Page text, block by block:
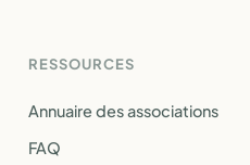
RESSOURCES
Annuaire des associations
FAQ